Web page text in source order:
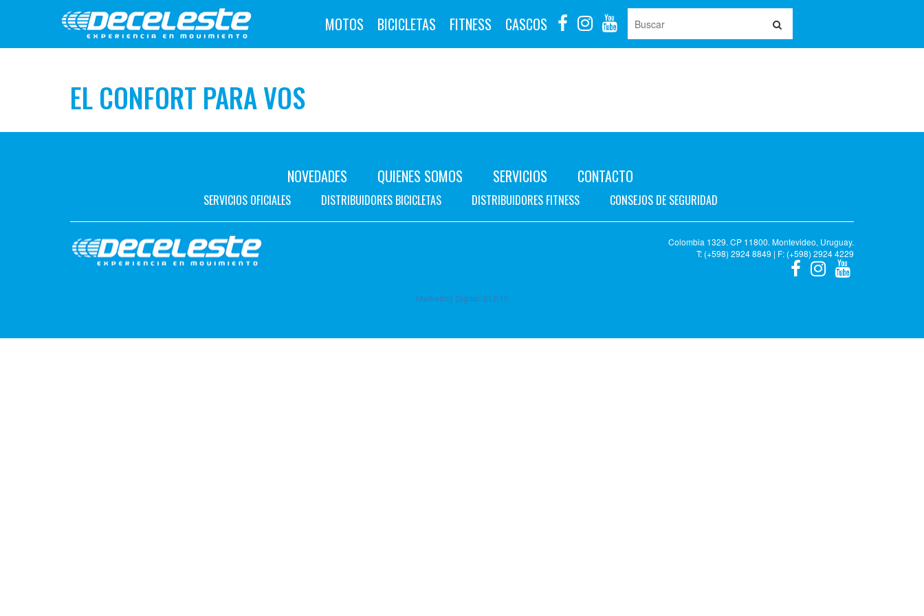
MOTOS BICICLETAS FITNESS CASCOS
EL CONFORT PARA VOS
NOVEDADES QUIENES SOMOS SERVICIOS CONTACTO
SERVICIOS OFICIALES DISTRIBUIDORES BICICLETAS DISTRIBUIDORES FITNESS CONSEJOS DE SEGURIDAD
Colombia 1329. CP 11800. Montevideo, Uruguay.
T: (+598) 2924 8849 | F: (+598) 2924 4229
Marketing Digital: ELE10